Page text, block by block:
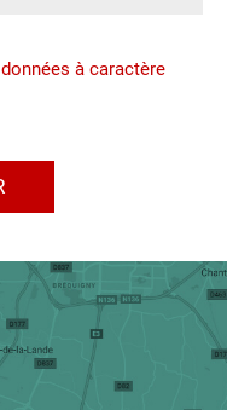
à caractère